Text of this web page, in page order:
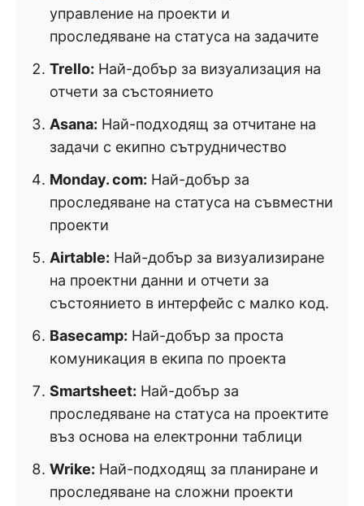
управление на проекти и
проследяване на статуса на задачите
Trello: Най-добър за визуализация на
отчети за състоянието
Asana: Най-подходящ за отчитане на
задачи с екипно сътрудничество
Monday. com: Най-добър за
проследяване на статуса на съвместни
проекти
Airtable: Най-добър за визуализиране
на проектни данни и отчети за
състоянието в интерфейс с малко код.
Basecamp: Най-добър за проста
комуникация в екипа по проекта
Smartsheet: Най-добър за
проследяване на статуса на проектите
въз основа на електронни таблици
Wrike: Най-подходящ за планиране и
проследяване на сложни проекти